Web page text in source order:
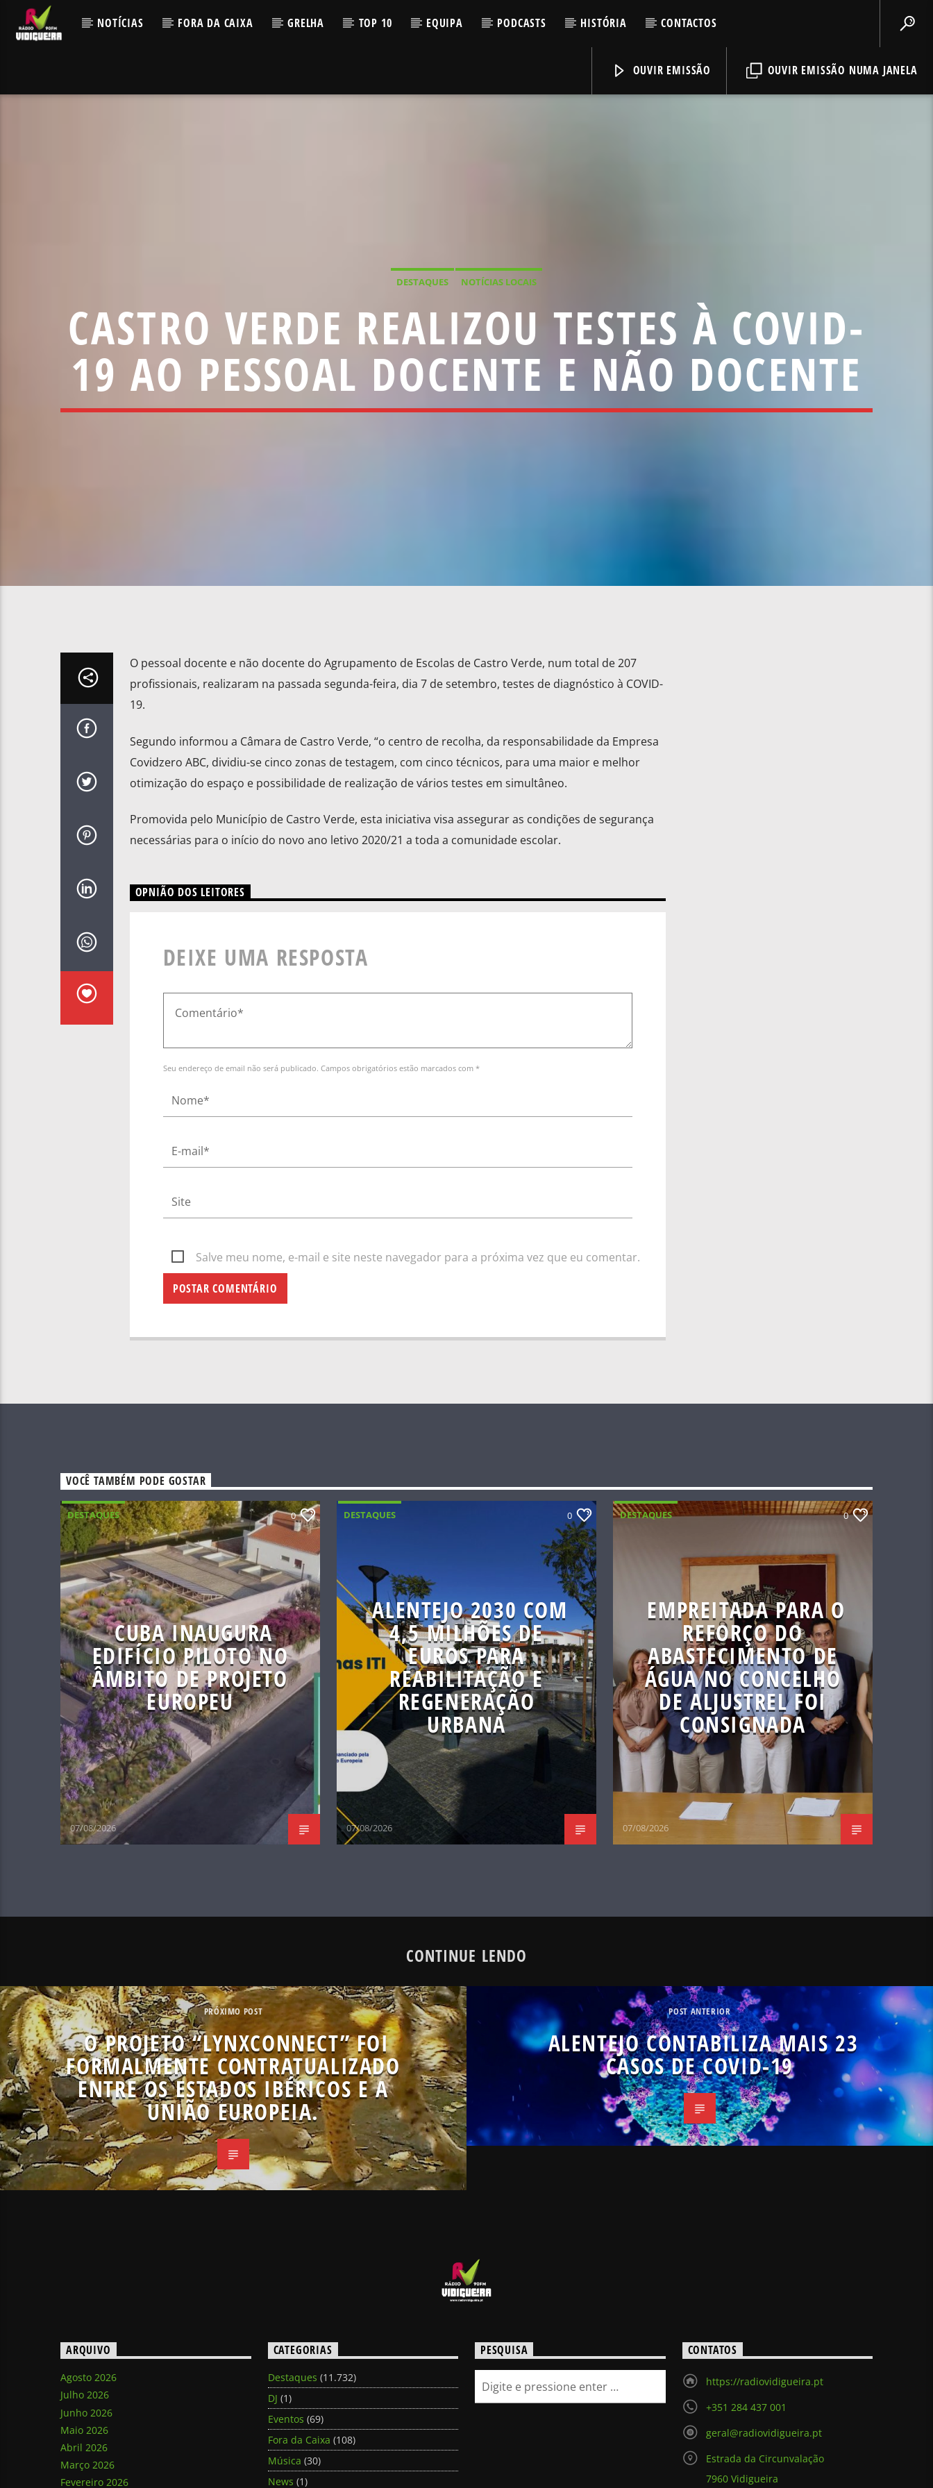
NOTÍCIAS FORA DA CAIXA GRELHA TOP 10 EQUIPA PODCASTS HISTÓRIA CONTACTOS
OUVIR EMISSÃO NUMA JANELA
OUVIR EMISSÃO
DESTAQUES NOTÍCIAS LOCAIS
CASTRO VERDE REALIZOU TESTES À COVID-
19 AO PESSOAL DOCENTE E NÃO DOCENTE
O pessoal docente e não docente do Agrupamento de Escolas de Castro Verde, num total de 207
profissionais, realizaram na passada segunda-feira, dia 7 de setembro, testes de diagnóstico à COVID-
19.
Segundo informou a Câmara de Castro Verde, “o centro de recolha, da responsabilidade da Empresa
Covidzero ABC, dividiu-se cinco zonas de testagem, com cinco técnicos, para uma maior e melhor
otimização do espaço e possibilidade de realização de vários testes em simultâneo.
Promovida pelo Município de Castro Verde, esta iniciativa visa assegurar as condições de segurança
necessárias para o início do novo ano letivo 2020/21 a toda a comunidade escolar.
OPNIÃO DOS LEITORES
DEIXE UMA RESPOSTA
Seu endereço de email não será publicado. Campos obrigatórios estão marcados com *
Salve meu nome, e-mail e site neste navegador para a próxima vez que eu comentar.
VOCÊ TAMBÉM PODE GOSTAR
DESTAQUES 0
CUBA INAUGURA
EDIFÍCIO PILOTO NO
ÂMBITO DE PROJETO
EUROPEU
07/08/2026
DESTAQUES 0
ALENTEJO 2030 COM
4,5 MILHÕES DE
EUROS PARA
REABILITAÇÃO E
REGENERAÇÃO
URBANA
07/08/2026
DESTAQUES 0
EMPREITADA PARA O
REFORÇO DO
ABASTECIMENTO DE
ÁGUA NO CONCELHO
DE ALJUSTREL FOI
CONSIGNADA
07/08/2026
CONTINUE LENDO
PRÓXIMO POST
O PROJETO “LYNXCONNECT” FOI
FORMALMENTE CONTRATUALIZADO
ENTRE OS ESTADOS IBÉRICOS E A
UNIÃO EUROPEIA.
POST ANTERIOR
ALENTEJO CONTABILIZA MAIS 23
CASOS DE COVID-19
ARQUIVO
Agosto 2026
Julho 2026
Junho 2026
Maio 2026
Abril 2026
Março 2026
Fevereiro 2026
CATEGORIAS
Destaques (11.732)
DJ (1)
Eventos (69)
Fora da Caixa (108)
Música (30)
News (1)
PESQUISA CONTATOS
https://radiovidigueira.pt
+351 284 437 001
geral@radiovidigueira.pt
Estrada da Circunvalação
7960 Vidigueira